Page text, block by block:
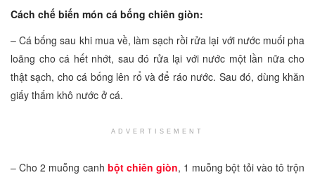
Cách chế biến món cá bống chiên giòn:
– Cá bống sau khi mua về, làm sạch rồi rửa lại với nước muối pha
loãng cho cá hết nhớt, sau đó rửa lại với nước một lần nữa cho
thật sạch, cho cá bống lên rổ và để ráo nước. Sau đó, dùng khăn
giấy thấm khô nước ở cá.
ADVERTISEMENT
– Cho 2 muỗng canh bột chiên giòn, 1 muỗng bột tỏi vào tô trộn